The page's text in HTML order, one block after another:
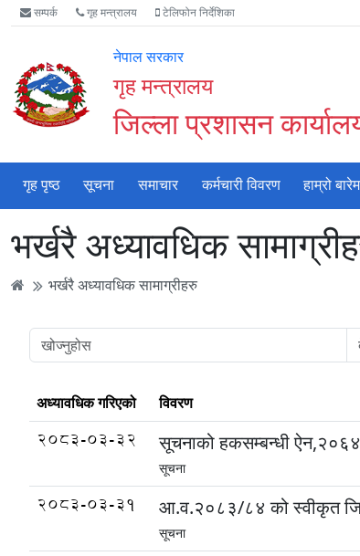
Accessibility
Mode
गर्नुहोस्
मुख्य
सामाग्री
मुख्य
नेभिगेसन
वेबसाइट
खोजमा
सम्पर्क गृह मन्त्रालय टेलिफोन निर्देशिका
नेपाल सरकार
गृह मन्त्रालय
जिल्ला प्रशासन
गृह पृष्ठ सूचना समाचार कर्मचारी विवरण हाम्रो
भर्खरै अध्यावधिक
भर्खरै अध्यावधिक सामाग्रीहरु
अध्यावधिक गरिएको विवरण
2083-03-32 सूचनाको हकसम्बन्धी ऐन,२०६४
सूचना
2083-03-31 आ.व.२०८३/८४ को स्वीकृत
सूचना